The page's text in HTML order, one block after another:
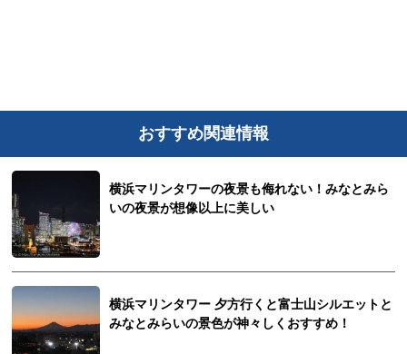
おすすめ関連情報
横浜マリンタワーの夜景も侮れない！みなとみら
いの夜景が想像以上に美しい
横浜マリンタワー 夕方行くと富士山シルエットと
みなとみらいの景色が神々しくおすすめ！